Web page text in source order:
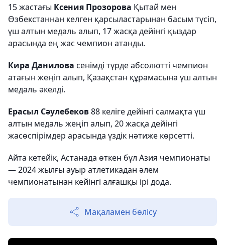
15 жастағы Ксения Прозорова Қытай мен
Өзбекстаннан келген қарсыластарынан басым түсіп,
үш алтын медаль алып, 17 жасқа дейінгі қыздар
арасында ең жас чемпион атанды.
Кира Данилова сенімді түрде абсолютті чемпион
атағын жеңіп алып, Қазақстан құрамасына үш алтын
медаль әкелді.
Ерасыл Сәулебеков88 келіге дейінгі салмақта үш
алтын медаль жеңіп алып, 20 жасқа дейінгі
жасөспірімдер арасында үздік нәтиже көрсетті.
Айта кетейік, Астанада өткен бұл Азия чемпионаты
— 2024 жылғы ауыр атлетикадан әлем
чемпионатынан кейінгі алғашқы ірі дода.
Мақаламен бөлісу